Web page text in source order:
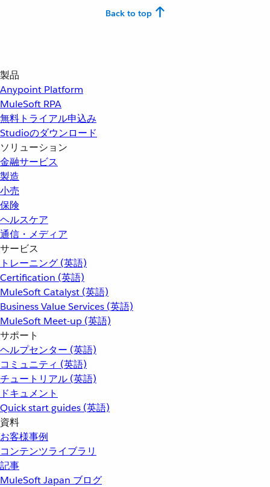
Back to top
製品
Anypoint Platform
MuleSoft RPA
無料トライアル申込み
Studioのダウンロード
ソリューション
金融サービス
製造
小売
保険
ヘルスケア
通信・メディア
サービス
トレーニング (英語)
Certification (英語)
MuleSoft Catalyst (英語)
Business Value Services (英語)
MuleSoft Meet-up (英語)
サポート
ヘルプセンター (英語)
コミュニティ (英語)
チュートリアル (英語)
ドキュメント
Quick start guides (英語)
資料
お客様事例
コンテンツライブラリ
記事
MuleSoft Japan ブログ